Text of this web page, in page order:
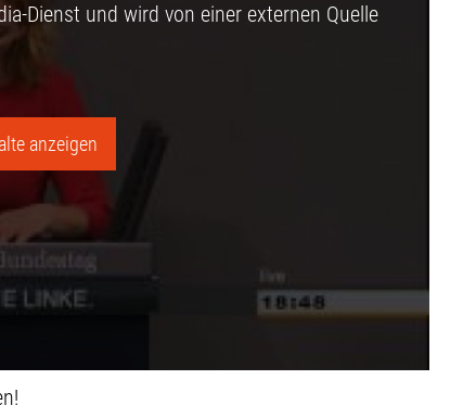
Dienst und wird von einer externen Quelle
anzeigen